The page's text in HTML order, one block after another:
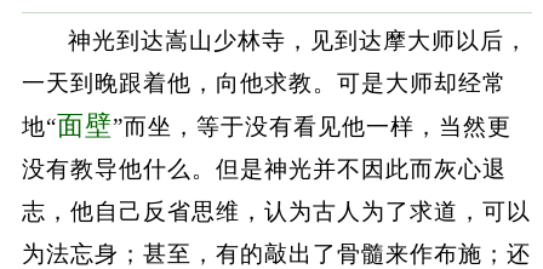
神光到达嵩山少林寺，见到达摩大师以后，
一天到晚跟着他，向他求教。可是大师却经常
地“面壁”而坐，等于没有看见他一样，当然更
没有教导他什么。但是神光并不因此而灰心退
志，他自己反省思维，认为古人为了求道，可以
为法忘身；甚至，有的敲出了骨髓来作布施；还